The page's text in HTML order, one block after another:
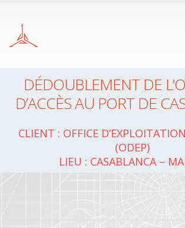
DÉDOUBLEMENT DE
D’ACCÈS AU PORT DE
Client : OFFICE
(ODEP)
Lieu : Casablanca –